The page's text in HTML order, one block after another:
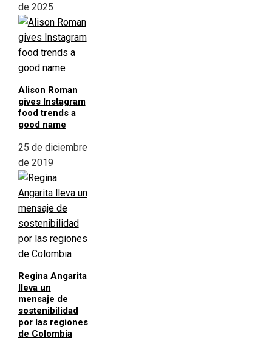
de 2025
Alison Roman
gives Instagram
food trends a
good name
25 de diciembre
de 2019
Regina Angarita
lleva un
mensaje de
sostenibilidad
por las regiones
de Colombia